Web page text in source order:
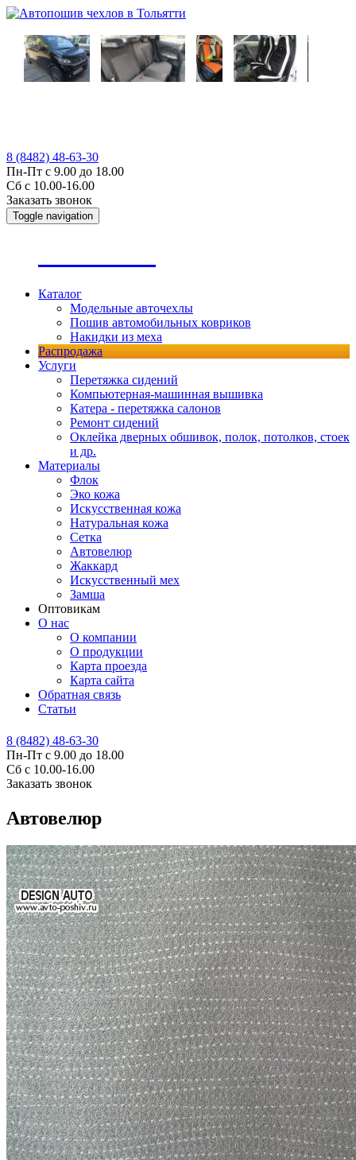
8 (8482) 48-63-30
Пн-Пт с 9.00 до 18.00
Сб с 10.00-16.00
Заказать звонок
Toggle navigation
Каталог
Модельные авточехлы
Пошив автомобильных ковриков
Накидки из меха
Распродажа
Услуги
Перетяжка сидений
Компьютерная-машинная вышивка
Катера - перетяжка салонов
Ремонт сидений
Оклейка дверных обшивок, полок, потолков, стоек
и др.
Материалы
Флок
Эко кожа
Искусственная кожа
Натуральная кожа
Сетка
Автовелюр
Жаккард
Искусственный мех
Замша
Оптовикам
О нас
О компании
О продукции
Карта проезда
Карта сайта
Обратная связь
Статьи
8 (8482) 48-63-30
Пн-Пт с 9.00 до 18.00
Сб с 10.00-16.00
Заказать звонок
Автовелюр